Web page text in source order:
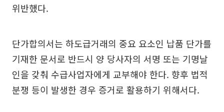
위반했다.
단가합의서는 하도급거래의 중요 요소인 납품 단가를
기재한 문서로 반드시 양 당사자의 서명 또는 기명날
인을 갖춰 수급사업자에게 교부해야 한다. 향후 법적
분쟁 등이 발생한 경우 증거로 활용하기 위해서다.